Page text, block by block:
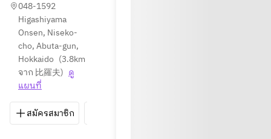
048-1592
Higashiyama
Onsen, Niseko-
cho, Abuta-gun,
Hokkaido (3.8km
จาก 比羅夫) ดู
แผนที่
สมัครสมาชิก